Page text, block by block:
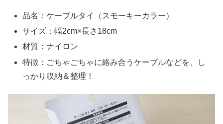
品名：ケーブルタイ（スモーキーカラー）
サイズ：幅2cm×長さ18cm
材質：ナイロン
特徴：ごちゃごちゃに絡み合うケーブルなどを、し
っかり収納＆整理！